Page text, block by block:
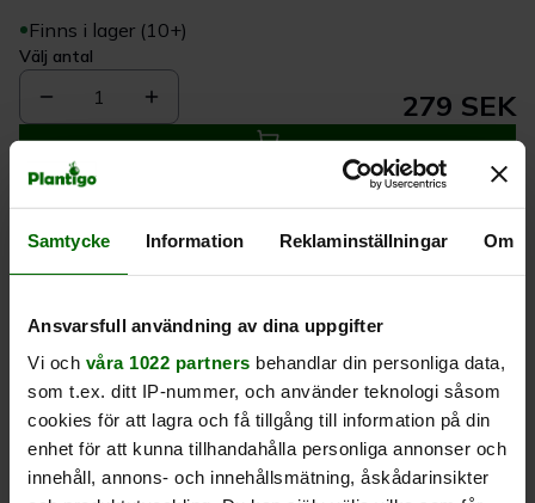
Samtycke Information Reklaminställningar Om
Ansvarsfull användning av dina uppgifter
Vi och våra 1022 partners behandlar din personliga data,
som t.ex. ditt IP-nummer, och använder teknologi såsom
cookies för att lagra och få tillgång till information på din
enhet för att kunna tillhandahålla personliga annonser och
innehåll, annons- och innehållsmätning, åskådarinsikter
Finns i lager (10+)
Välj antal
1 279 SEK
Leverans 1-
Kvalitet till
Eget lager allt i
Beskrivning
Produktrecensioner